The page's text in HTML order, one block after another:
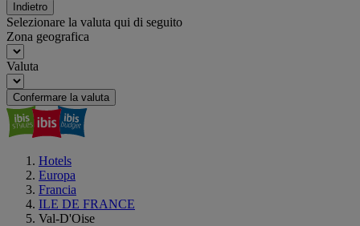
Indietro
Selezionare la valuta qui di seguito
Zona geografica
Valuta
Confermare la valuta
Hotels
Europa
Francia
ILE DE FRANCE
Val-D'Oise